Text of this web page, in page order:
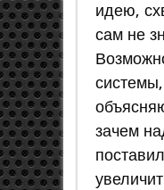
идею,
сам не
зачем